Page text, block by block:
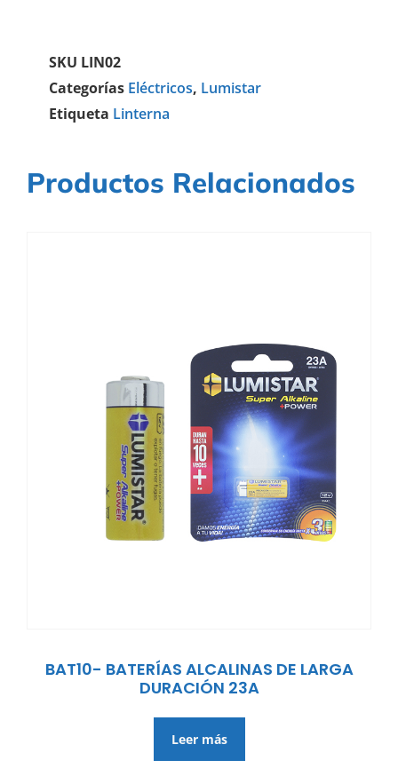
SKU LIN02
Categorías Eléctricos, Lumistar
Etiqueta Linterna
Productos Relacionados
BAT10- BATERÍAS ALCALINAS DE LARGA
DURACIÓN 23A
Leer más